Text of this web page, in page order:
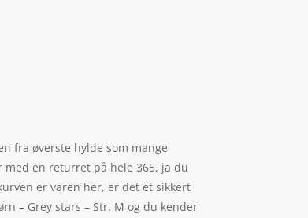
fra øverste hylde som mange
en returret på hele 365, ja du
er varen her, er det et sikkert
– Grey stars – Str. M og du kender